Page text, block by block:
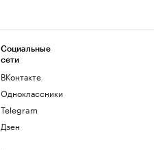
Социальные
сети
ВКонтакте
Одноклассники
Telegram
Дзен